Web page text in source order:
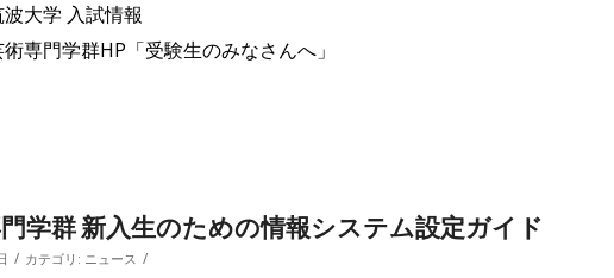
大学 入試情報
専門学群HP「受験生のみなさんへ」
学群 新入生のための情報システム設定ガイド
/ カテゴリ: ニュース /